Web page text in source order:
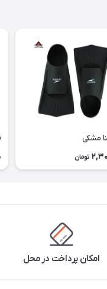
مشکی
تومان
امکان پرداخت در محل